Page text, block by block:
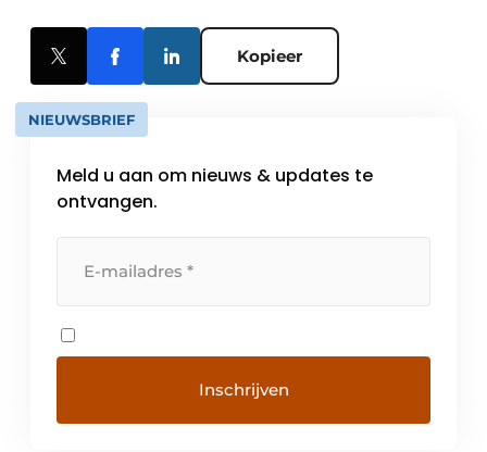
Kopieer
NIEUWSBRIEF
Meld u aan om nieuws & updates te
ontvangen.